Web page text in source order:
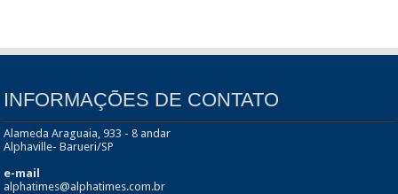
INFORMAÇÕES DE CONTATO
Alameda Araguaia, 933 - 8 andar
Alphaville- Barueri/SP
e-mail
alphatimes@alphatimes.com.br